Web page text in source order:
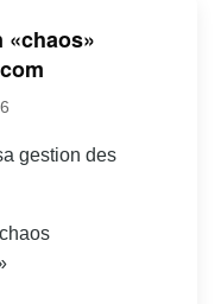
«chaos»
gestion des